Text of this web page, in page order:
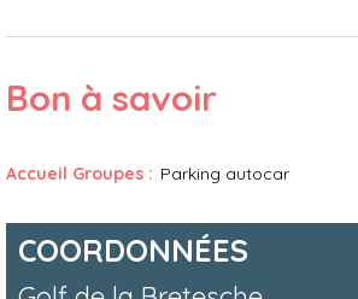
Bon à savoir
Accueil Groupes : Parking autocar
COORDONNÉES